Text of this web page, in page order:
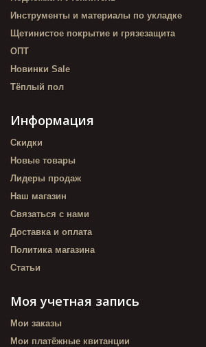
Инструменты и материалы по укладке
Щетинистое покрытие и грязезащита
ОПТ
Новинки Sale
Тёплый пол
Информация
Скидки
Новые товары
Лидеры продаж
Наш магазин
Связаться с нами
Доставка и оплата
Политика магазина
Статьи
Моя учетная запись
Мои заказы
Мои платёжные квитанции